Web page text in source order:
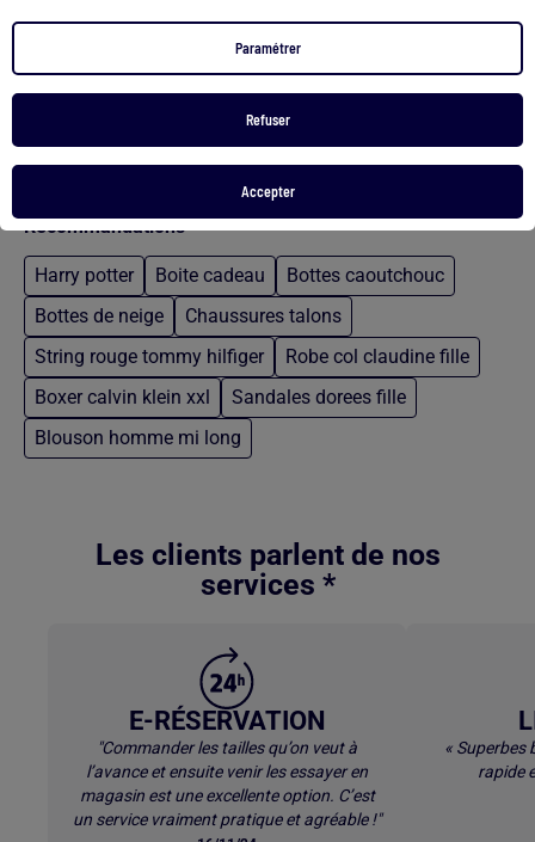
Paramétrer
Refuser
Accepter
Voir le produit Voir le produit
/
Recommandations
Harry potter Boite cadeau
Bottes caoutchouc
Bottes de neige
Chaussures talons
String rouge tommy hilfiger
Robe col claudine fille
Boxer calvin klein xxl
Sandales dorees fille
Blouson homme mi long
Les clients parlent de nos
services *
E-RÉSERVATION
"Commander les tailles qu’on veut à
l’avance et ensuite venir les essayer en
magasin est une excellente option. C’est
un service vraiment pratique et agréable !"
« Superbes
rapide